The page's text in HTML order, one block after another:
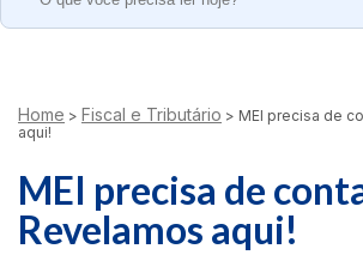
Home > Fiscal e Tributário > MEI precisa de
aqui!
MEI precisa de
Revelamos aqui!